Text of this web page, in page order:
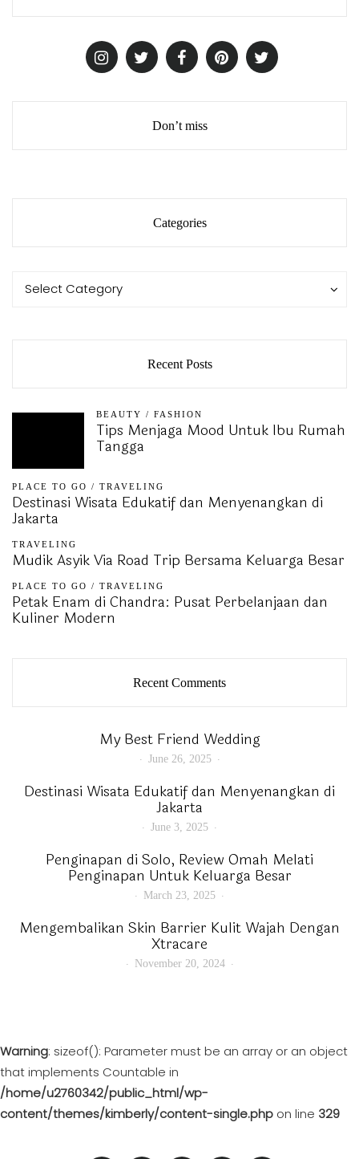
Don’t miss
Categories
Categories
Select Category
Categories
Recent Posts
BEAUTY / FASHION
Tips Menjaga Mood Untuk Ibu Rumah
Tangga
PLACE TO GO / TRAVELING
Destinasi Wisata Edukatif dan Menyenangkan di
Jakarta
TRAVELING
Mudik Asyik Via Road Trip Bersama Keluarga Besar
PLACE TO GO / TRAVELING
Petak Enam di Chandra: Pusat Perbelanjaan dan
Kuliner Modern
Recent Comments
My Best Friend Wedding
June 26, 2025
Destinasi Wisata Edukatif dan Menyenangkan di
Jakarta
June 3, 2025
Penginapan di Solo, Review Omah Melati
Penginapan Untuk Keluarga Besar
March 23, 2025
Mengembalikan Skin Barrier Kulit Wajah Dengan
Xtracare
November 20, 2024
Warning: sizeof(): Parameter must be an array or an object
that implements Countable in
/home/u2760342/public_html/wp-
content/themes/kimberly/content-single.php on line 329